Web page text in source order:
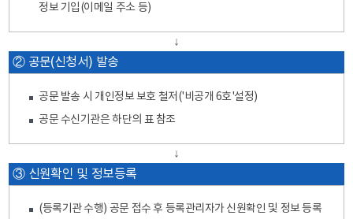
정보 기입(이메일 주소 등)
↓
② 공문(신청서) 발송
공문 발송 시 개인정보 보호 철저('비공개 6호'설정)
공문 수신기관은 하단의 표 참조
↓
③ 신원확인 및 정보등록
(등록기관 수행) 공문 접수 후 등록관리자가 신원확인 및 정보 등록